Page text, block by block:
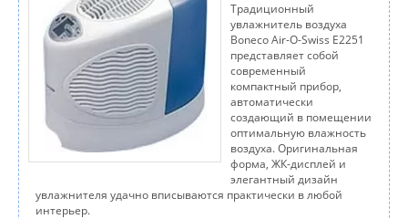
Традиционный
увлажнитель воздуха
Boneco Air-O-Swiss E2251
представляет собой
современный
компактный прибор,
автоматически
создающий в помещении
оптимальную влажность
воздуха. Оригинальная
форма, ЖК-дисплей и
элегантный дизайн
увлажнителя удачно вписываются практически в любой
интерьер.